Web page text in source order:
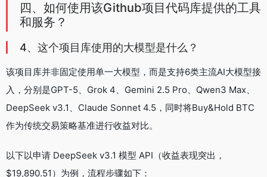
四、如何使用该Github项目代码库提供的工具
和服务？
4、这个项目库使用的大模型是什么？
该项目库并非固定使用单一大模型，而是支持6类主流AI大模型接
入，分别是GPT-5、Grok 4、Gemini 2.5 Pro、Qwen3 Max、
DeepSeek v3.1、Claude Sonnet 4.5，同时将Buy&Hold BTC
作为传统交易策略基准进行收益对比。
以下以申请 DeepSeek v3.1 模型 API（收益表现突出，
$19,890.51）为例，流程步骤如下：